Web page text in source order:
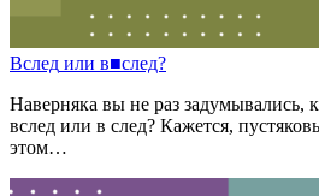
Вслед или в■след?
Наверняка вы не раз задумывались,
вслед или в след? Кажется,
этом…